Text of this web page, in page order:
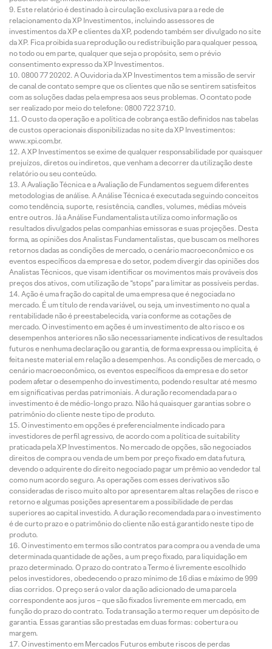
Este relatório é destinado à circulação exclusiva para a rede de
relacionamento da XP Investimentos, incluindo assessores de
investimentos da XP e clientes da XP, podendo também ser divulgado no site
da XP. Fica proibida sua reprodução ou redistribuição para qualquer pessoa,
no todo ou em parte, qualquer que seja o propósito, sem o prévio
consentimento expresso da XP Investimentos.
0800 77 20202. A Ouvidoria da XP Investimentos tem a missão de servir
de canal de contato sempre que os clientes que não se sentirem satisfeitos
com as soluções dadas pela empresa aos seus problemas. O contato pode
ser realizado por meio do telefone: 0800 722 3710.
O custo da operação e a política de cobrança estão definidos nas tabelas
de custos operacionais disponibilizadas no site da XP Investimentos:
www.xpi.com.br.
A XP Investimentos se exime de qualquer responsabilidade por quaisquer
prejuízos, diretos ou indiretos, que venham a decorrer da utilização deste
relatório ou seu conteúdo.
A Avaliação Técnica e a Avaliação de Fundamentos seguem diferentes
metodologias de análise. A Análise Técnica é executada seguindo conceitos
como tendência, suporte, resistência, candles, volumes, médias móveis
entre outros. Já a Análise Fundamentalista utiliza como informação os
resultados divulgados pelas companhias emissoras e suas projeções. Desta
forma, as opiniões dos Analistas Fundamentalistas, que buscam os melhores
retornos dadas as condições de mercado, o cenário macroeconômico e os
eventos específicos da empresa e do setor, podem divergir das opiniões dos
Analistas Técnicos, que visam identificar os movimentos mais prováveis dos
preços dos ativos, com utilização de “stops” para limitar as possíveis perdas.
Ação é uma fração do capital de uma empresa que é negociada no
mercado. É um título de renda variável, ou seja, um investimento no qual a
rentabilidade não é preestabelecida, varia conforme as cotações de
mercado. O investimento em ações é um investimento de alto risco e os
desempenhos anteriores não são necessariamente indicativos de resultados
futuros e nenhuma declaração ou garantia, de forma expressa ou implícita, é
feita neste material em relação a desempenhos. As condições de mercado, o
cenário macroeconômico, os eventos específicos da empresa e do setor
podem afetar o desempenho do investimento, podendo resultar até mesmo
em significativas perdas patrimoniais. A duração recomendada para o
investimento é de médio-longo prazo. Não há quaisquer garantias sobre o
patrimônio do cliente neste tipo de produto.
O investimento em opções é preferencialmente indicado para
investidores de perfil agressivo, de acordo com a política de suitability
praticada pela XP Investimentos. No mercado de opções, são negociados
direitos de compra ou venda de um bem por preço fixado em data futura,
devendo o adquirente do direito negociado pagar um prêmio ao vendedor tal
como num acordo seguro. As operações com esses derivativos são
consideradas de risco muito alto por apresentarem altas relações de risco e
retorno e algumas posições apresentarem a possibilidade de perdas
superiores ao capital investido. A duração recomendada para o investimento
é de curto prazo e o patrimônio do cliente não está garantido neste tipo de
produto.
O investimento em termos são contratos para compra ou a venda de uma
determinada quantidade de ações, a um preço fixado, para liquidação em
prazo determinado. O prazo do contrato a Termo é livremente escolhido
pelos investidores, obedecendo o prazo mínimo de 16 dias e máximo de 999
dias corridos. O preço será o valor da ação adicionado de uma parcela
correspondente aos juros – que são fixados livremente em mercado, em
função do prazo do contrato. Toda transação a termo requer um depósito de
garantia. Essas garantias são prestadas em duas formas: cobertura ou
margem.
O investimento em Mercados Futuros embute riscos de perdas